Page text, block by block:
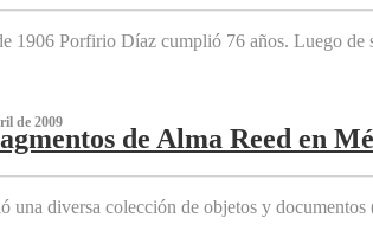
1906 Porfirio Díaz cumplió 76 años. Luego
de 2009
de Alma Reed en
una diversa colección de objetos y